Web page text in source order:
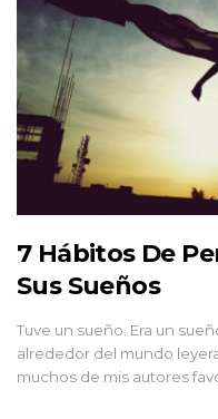
7 Hábitos De
Sus Sueños
Tuve un sueño. Era un
alrededor del mundo
muchos de mis autores